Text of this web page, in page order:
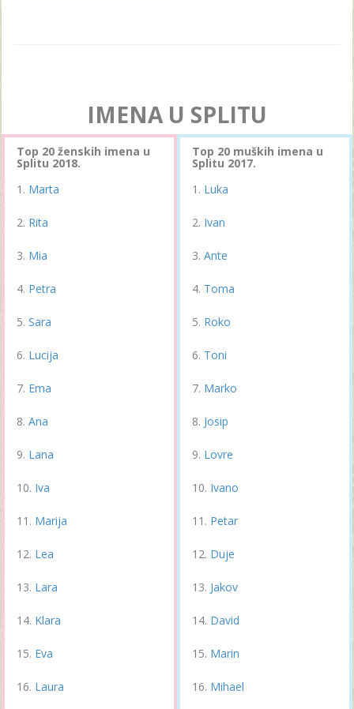
IMENA U SPLITU
Top 20 ženskih imena u
Splitu 2018.
Marta
Rita
Mia
Petra
Sara
Lucija
Ema
Ana
Lana
Iva
Marija
Lea
Lara
Klara
Eva
Laura
Top 20 muških imena u
Splitu 2017.
Luka
Ivan
Ante
Toma
Roko
Toni
Marko
Josip
Lovre
Ivano
Petar
Duje
Jakov
David
Marin
Mihael